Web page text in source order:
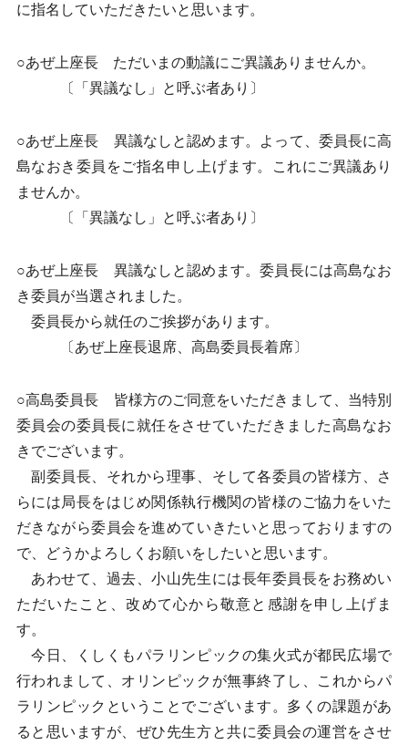
に指名していただきたいと思います。
○あぜ上座長 ただいまの動議にご異議ありませんか。
〔「異議なし」と呼ぶ者あり〕
○あぜ上座長 異議なしと認めます。よって、委員長に高
島なおき委員をご指名申し上げます。これにご異議あり
ませんか。
〔「異議なし」と呼ぶ者あり〕
○あぜ上座長 異議なしと認めます。委員長には高島なお
き委員が当選されました。
委員長から就任のご挨拶があります。
〔あぜ上座長退席、高島委員長着席〕
○高島委員長 皆様方のご同意をいただきまして、当特別
委員会の委員長に就任をさせていただきました高島なお
きでございます。
副委員長、それから理事、そして各委員の皆様方、さ
らには局長をはじめ関係執行機関の皆様のご協力をいた
だきながら委員会を進めていきたいと思っておりますの
で、どうかよろしくお願いをしたいと思います。
あわせて、過去、小山先生には長年委員長をお務めい
ただいたこと、改めて心から敬意と感謝を申し上げま
す。
今日、くしくもパラリンピックの集火式が都民広場で
行われまして、オリンピックが無事終了し、これからパ
ラリンピックということでございます。多くの課題があ
ると思いますが、ぜひ先生方と共に委員会の運営をさせ